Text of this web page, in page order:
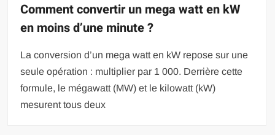
Comment convertir un mega watt en kW
en moins d’une minute ?
La conversion d’un mega watt en kW repose sur une
seule opération : multiplier par 1 000. Derrière cette
formule, le mégawatt (MW) et le kilowatt (kW)
mesurent tous deux